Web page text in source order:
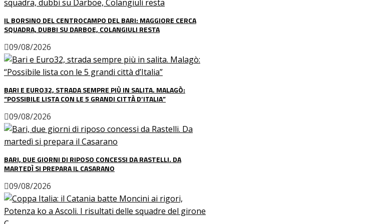
IL BORSINO DEL CENTROCAMPO DEL BARI: MAGGIORE CERCA
SQUADRA, DUBBI SU DARBOE, COLANGIULI RESTA
09/08/2026
BARI E EURO32, STRADA SEMPRE PIÙ IN SALITA. MALAGÒ:
“POSSIBILE LISTA CON LE 5 GRANDI CITTÀ D’ITALIA”
09/08/2026
BARI, DUE GIORNI DI RIPOSO CONCESSI DA RASTELLI. DA
MARTEDÌ SI PREPARA IL CASARANO
09/08/2026